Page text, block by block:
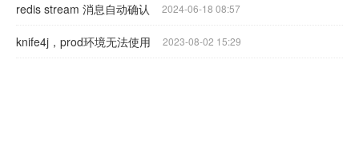
redis stream 消息自动确认 2024-06-18 08:57
knife4j，prod环境无法使用 2023-08-02 15:29